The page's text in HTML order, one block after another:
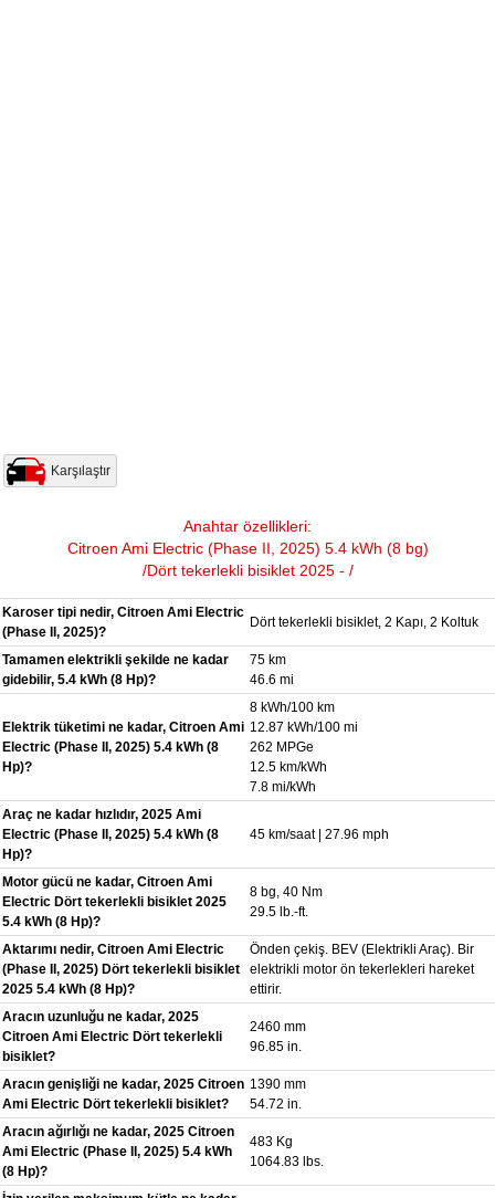
Karşılaştır
Anahtar özellikleri:
Citroen Ami Electric (Phase II, 2025) 5.4 kWh (8 bg)
/Dört tekerlekli bisiklet 2025 - /
Karoser tipi nedir, Citroen Ami Electric
(Phase II, 2025)?
Dört tekerlekli bisiklet, 2 Kapı, 2 Koltuk
Tamamen elektrikli şekilde ne kadar
gidebilir, 5.4 kWh (8 Hp)?
75 km
46.6 mi
Elektrik tüketimi ne kadar, Citroen Ami
Electric (Phase II, 2025) 5.4 kWh (8
Hp)?
8 kWh/100 km
12.87 kWh/100 mi
262 MPGe
12.5 km/kWh
7.8 mi/kWh
Araç ne kadar hızlıdır, 2025 Ami
Electric (Phase II, 2025) 5.4 kWh (8
Hp)?
45 km/saat | 27.96 mph
Motor gücü ne kadar, Citroen Ami
Electric Dört tekerlekli bisiklet 2025
5.4 kWh (8 Hp)?
8 bg, 40 Nm
29.5 lb.-ft.
Aktarımı nedir, Citroen Ami Electric
(Phase II, 2025) Dört tekerlekli bisiklet
2025 5.4 kWh (8 Hp)?
Önden çekiş. BEV (Elektrikli Araç). Bir
elektrikli motor ön tekerlekleri hareket
ettirir.
Aracın uzunluğu ne kadar, 2025
Citroen Ami Electric Dört tekerlekli
bisiklet?
2460 mm
96.85 in.
Aracın genişliği ne kadar, 2025 Citroen
Ami Electric Dört tekerlekli bisiklet?
1390 mm
54.72 in.
Aracın ağırlığı ne kadar, 2025 Citroen
Ami Electric (Phase II, 2025) 5.4 kWh
(8 Hp)?
483 Kg
1064.83 lbs.